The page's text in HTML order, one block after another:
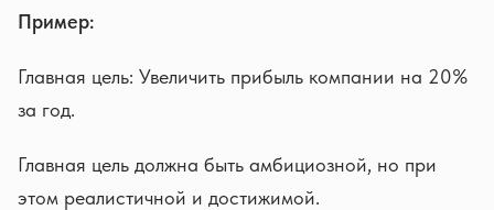
Пример:
Главная цель: Увеличить прибыль компании на 20%
за год.
Главная цель должна быть амбициозной, но при
этом реалистичной и достижимой.